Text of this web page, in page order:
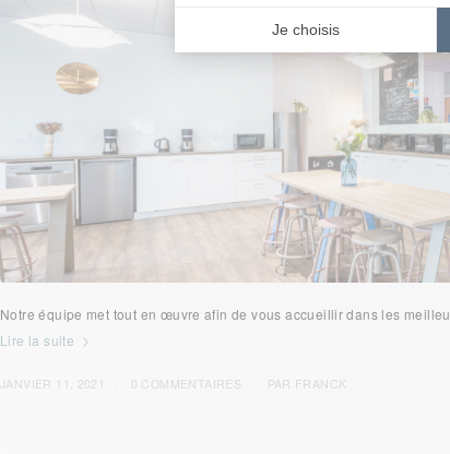
Notre équipe met tout en œuvre afin de vous accueillir dans les
Lire la suite
JANVIER 11, 2021 0 COMMENTAIRES PAR FRANCK